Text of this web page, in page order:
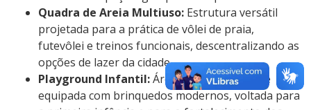
Quadra de Areia Multiuso: Estrutura versátil
projetada para a prática de vôlei de praia,
futevôlei e treinos funcionais, descentralizando as
opções de lazer da cidade.
Playground Infantil:Área segura, cercada e
equipada com brinquedos modernos, voltada para